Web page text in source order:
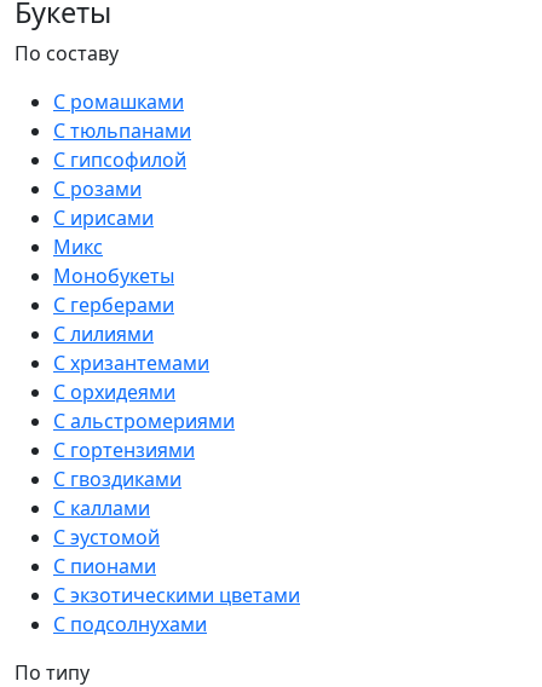
Букеты
По составу
С ромашками
С тюльпанами
С гипсофилой
С розами
С ирисами
Микс
Монобукеты
С герберами
С лилиями
С хризантемами
С орхидеями
С альстромериями
С гортензиями
С гвоздиками
С каллами
С эустомой
С пионами
С экзотическими цветами
С подсолнухами
По типу